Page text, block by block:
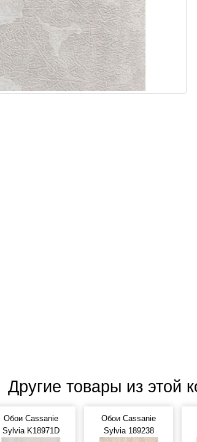
Другие товары из этой
Обои Cassanie
Sylvia K18971D
Обои Cassanie
Sylvia 189238